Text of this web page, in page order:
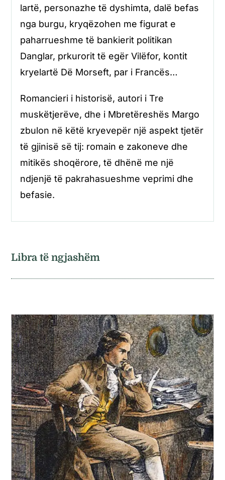
lartë, personazhe të dyshimta, dalë befas
nga burgu, kryqëzohen me figurat e
paharrueshme të bankierit politikan
Danglar, prkurorit të egër Vilëfor, kontit
kryelartë Dë Morseft, par i Francës…
Romancieri i historisë, autori i Tre
muskëtjerëve, dhe i Mbretëreshës Margo
zbulon në këtë kryevepër një aspekt tjetër
të gjinisë së tij: romain e zakoneve dhe
mitikës shoqërore, të dhënë me një
ndjenjë të pakrahasueshme veprimi dhe
befasie.
Libra të ngjashëm